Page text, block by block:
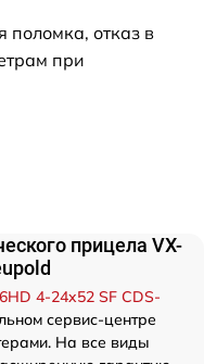
отказ в
при
прицела VX-
4-24x52 SF CDS-
сервис-центре
На все виды